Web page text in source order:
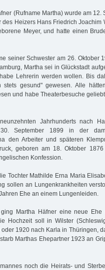
(Rufname Martha) wurde am 12.
Heizers Hans Friedrich Joachim
Meyer, und hatte einen
seiner Schwester am 26. Oktober
Martha sei in Glückstadt
Lehrerin werden wollen. Bis
gesund" gewesen. Alle
und habe Theaterbesuche
Jahrhunderts nach
September 1899 in der
den Arbeiter und späteren
geboren am 18. Oktober 1876
Konfession.
Tochter Mathilde Erna Maria
sollen an Lungenkrankheiten
Ehe an einem Lungenleiden.
Martha Häfner eine neue Ehe
Hochzeit soll in Wilster
1920 nach Karla in Thüringen,
Marthas Ehepartner 1923 an
noch die Heirats- und